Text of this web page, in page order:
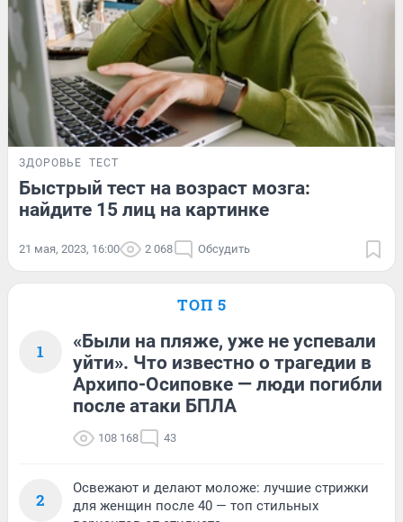
ЗДОРОВЬЕ ТЕСТ
Быстрый тест на возраст мозга:
найдите 15 лиц на картинке
21 мая, 2023, 16:00 2 068 Обсудить
ТОП 5
1
«Были на пляже, уже не успевали
уйти». Что известно о трагедии в
Архипо-Осиповке — люди погибли
после атаки БПЛА
108 168 43
2
Освежают и делают моложе: лучшие стрижки
для женщин после 40 — топ стильных